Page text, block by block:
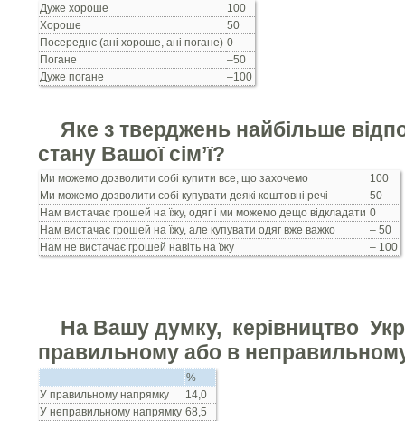
Дуже хороше
100
Хороше
50
Посереднє (ані хороше, ані погане) 0
Погане
–50
Дуже погане
–100
Яке з тверджень найбільше
стану Вашої сім’ї?
Ми можемо дозволити собі купити все, що захочемо
100
Ми можемо дозволити собі купувати деякі коштовні речі
50
Нам вистачає грошей на їжу, одяг і ми можемо дещо відкладати 0
Нам вистачає грошей на їжу, але купувати одяг вже важко
– 50
Нам не вистачає грошей навіть на їжу
– 100
На Вашу думку, керiвництво
правильному або в
%
У правильному напрямку
14,0
У неправильному напрямку 68,5